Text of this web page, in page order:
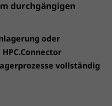
durchgängigen
oder
vollständig